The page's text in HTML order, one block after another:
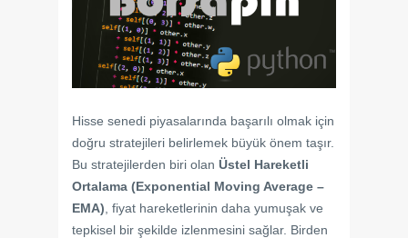
Hisse senedi piyasalarında başarılı olmak için
doğru stratejileri belirlemek büyük önem taşır.
Bu stratejilerden biri olan Üstel Hareketli
Ortalama (Exponential Moving Average –
EMA) , fiyat hareketlerinin daha yumuşak ve
tepkisel bir şekilde izlenmesini sağlar. Birden